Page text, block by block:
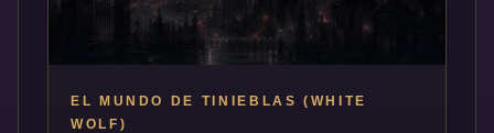
EL MUNDO DE TINIEBLAS (WHITE
WOLF)